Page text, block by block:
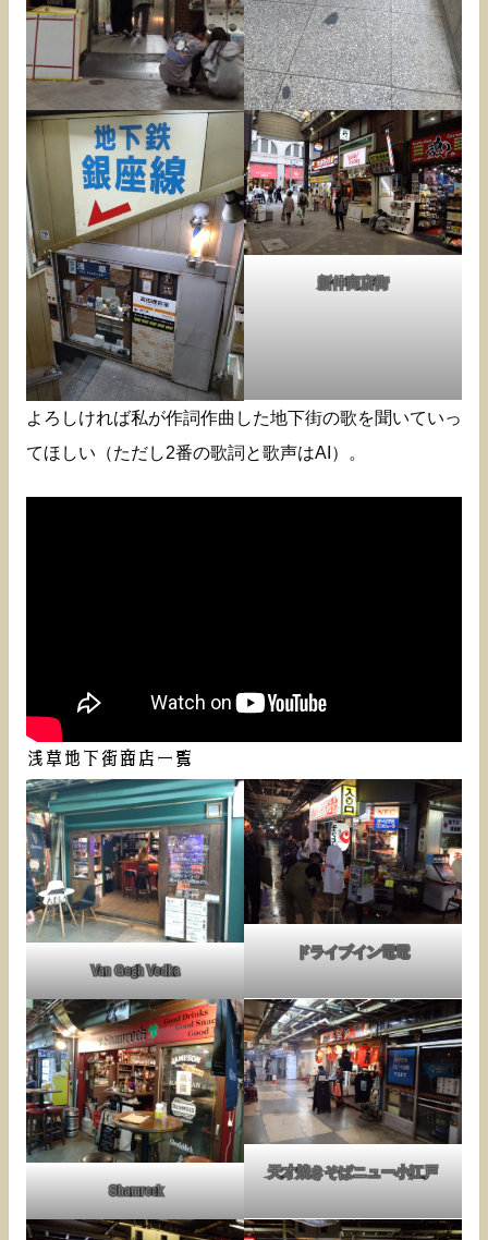
新仲商店街
よろしければ私が作詞作曲した地下街の歌を聞いていっ
てほしい（ただし2番の歌詞と歌声はAI）。
浅草地下街商店一覧
Van Gogh Vodka
ドライブイン電電
Shamrock
天才焼きそばニュー小江戸